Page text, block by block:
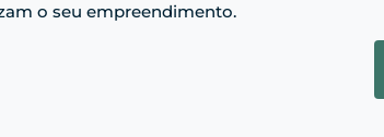
o seu empreendimento.